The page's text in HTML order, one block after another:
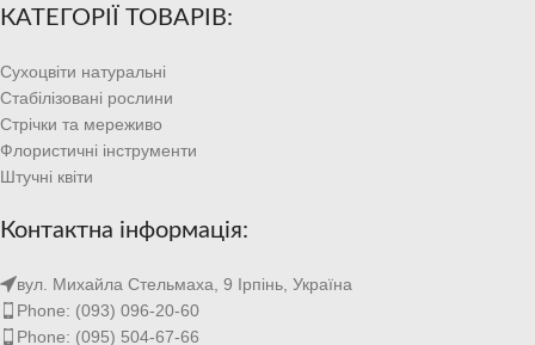
КАТЕГОРІЇ ТОВАРІВ:
Сухоцвіти натуральні
Стабілізовані рослини
Стрічки та мереживо
Флористичні інструменти
Штучні квіти
Контактна інформація:
вул. Михайла Стельмаха, 9 Ірпінь, Україна
Phone: (093) 096-20-60
Phone: (095) 504-67-66